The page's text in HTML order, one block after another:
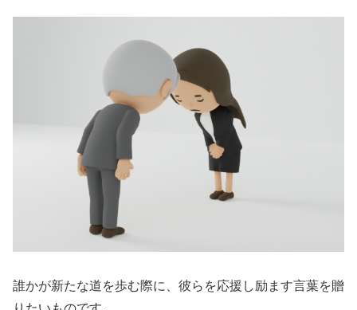
誰かが新たな道を歩む際に、彼らを応援し励ます言葉を贈